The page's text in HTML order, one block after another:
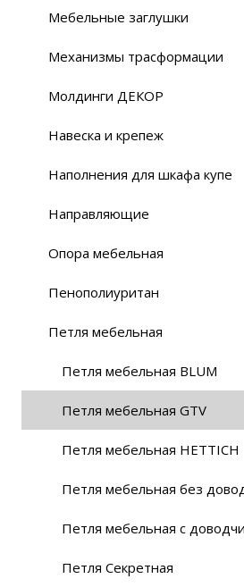
Мебельные заглушки
Механизмы трасформации
Молдинги ДЕКОР
Навеска и крепеж
Наполнения для шкафа купе
Направляющие
Опора мебельная
Пенополиуритан
Петля мебельная
Петля мебельная BLUM
Петля мебельная GTV
Петля мебельная HETTICH
Петля мебельная без
Петля мебельная с
Петля Секретная